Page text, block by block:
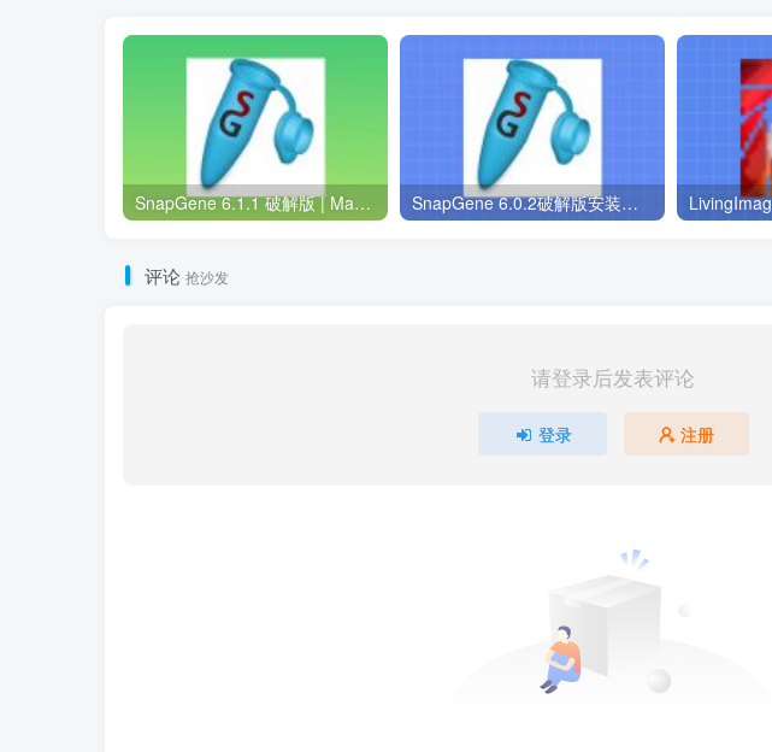
SnapGene 6.1.1 破解版 | Mac中文版 | 分子生物学软件 | 安装教程 | 一键安装版 SnapGene 6.0.2破解版安装包 | Win中英版 | 分子生物学软件 | 下载及安装教程
评论 抢沙发
请登录后发表评论
登录 注册